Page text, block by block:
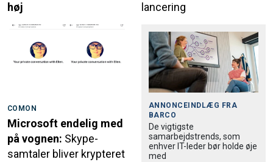
høj
lancering
COMON
Microsoft endelig med
på vognen: Skype-
samtaler bliver krypteret
ANNONCEINDLÆG FRA
BARCO
De vigtigste
samarbejdstrends, som
enhver IT-leder bør holde øje
med